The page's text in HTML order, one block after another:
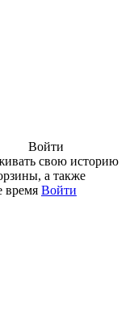
Войти
свою историю
а также
время Войти